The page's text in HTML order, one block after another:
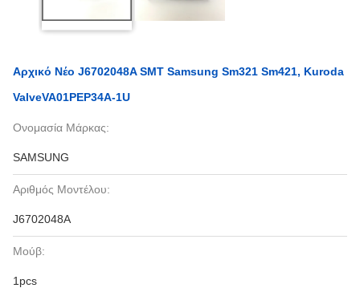
Αρχικό Νέο J6702048A SMT Samsung Sm321 Sm421, Kuroda
ValveVA01PEP34A-1U
Ονομασία Μάρκας:
SAMSUNG
Αριθμός Μοντέλου:
J6702048A
Μούβ:
1pcs